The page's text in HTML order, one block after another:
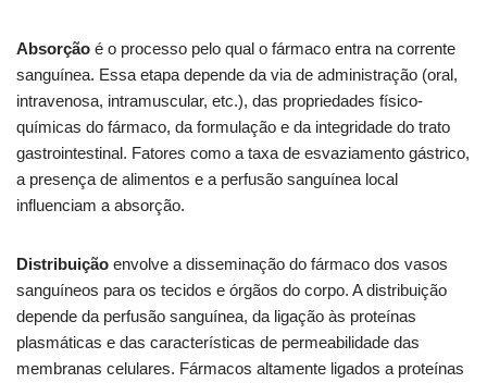
Absorção é o processo pelo qual o fármaco entra na corrente
sanguínea. Essa etapa depende da via de administração (oral,
intravenosa, intramuscular, etc.), das propriedades físico-
químicas do fármaco, da formulação e da integridade do trato
gastrointestinal. Fatores como a taxa de esvaziamento gástrico,
a presença de alimentos e a perfusão sanguínea local
influenciam a absorção.
Distribuição envolve a disseminação do fármaco dos vasos
sanguíneos para os tecidos e órgãos do corpo. A distribuição
depende da perfusão sanguínea, da ligação às proteínas
plasmáticas e das características de permeabilidade das
membranas celulares. Fármacos altamente ligados a proteínas